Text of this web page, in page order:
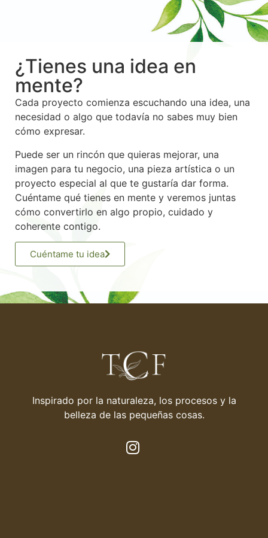
¿Tienes una idea en
mente?
Cada proyecto comienza escuchando una idea, una
necesidad o algo que todavía no sabes muy bien
cómo expresar.
Puede ser un rincón que quieras mejorar, una
imagen para tu negocio, una pieza artística o un
proyecto especial al que te gustaría dar forma.
Cuéntame qué tienes en mente y veremos juntas
cómo convertirlo en algo propio, cuidado y
coherente contigo.
Cuéntame tu idea
Inspirado por la naturaleza, los procesos y la
belleza de las pequeñas cosas.